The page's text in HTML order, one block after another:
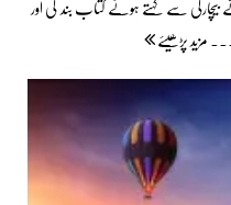
سے کہتے ہوئے کتاب بند کی اور
مزید پڑھیئے